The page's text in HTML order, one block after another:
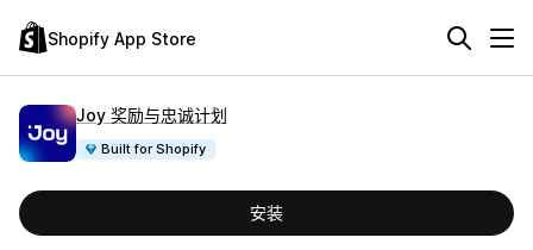
Shopify App Store
Joy 奖励与忠诚计划
Built for Shopify
安装